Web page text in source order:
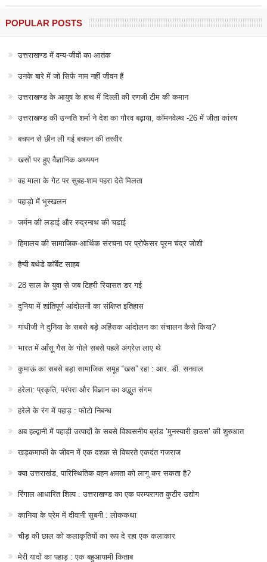
POPULAR POSTS
उत्तराखण्ड में वन्य-जीवों का आतंक
उनके बारे में जो सिर्फ नाम नहीं जीवन हैं
उत्तराखण्ड के आयुष के हाथ में दिल्ली की रणजी टीम की कमान
उत्तराखण्ड की उन्नति शर्मा ने देश का गौरव बढ़ाया, कॉमनवेल्थ -26 में जीता कांस्य
बचपन से छीन ली गई बचपन की तस्वीर
खसों पर हुए वैज्ञानिक अध्ययन
वह माला के गेट पर सुबह-शाम पहरा देते मिलता
पहाड़ो में भूस्खलन
जर्मन की लड़ाई और रुद्रनाथ की चढाई
हिमालय की सामाजिक-आर्थिक संरचना पर प्रोफेसर पूरन चंद्र जोशी
हैप्पी बर्थडे कॉर्बेट साहब
28 साल के युवा से जब टिहरी रियासत डर गई
दुनिया में शांतिपूर्ण आंदोलनों का संक्षिप्त इतिहास
गांधीजी ने दुनिया के सबसे बड़े अहिंसक आंदोलन का संचालन कैसे किया?
भारत में आँसू गैस के गोले सबसे पहले अंग्रेज़ लाए थे
कुमाऊं का सबसे बड़ा सामाजिक समूह “खस” रहा : आर. डी. सनवाल
हरेला: प्रकृति, परंपरा और विज्ञान का अद्भुत संगम
हरेले के रंग में पहाड़ : फोटो निबन्ध
अब हल्द्वानी में पहाड़ी उत्पादों के सबसे विश्वसनीय ब्रांड ‘मुनस्यारी हाउस’ की शुरुआत
खड़कमाफी के जीवन में एक दशक से विचरते एकदंत गजराज
क्या उत्तराखंड, पारिस्थितिक वहन क्षमता को लागू कर सकता है?
रिंगाल आधारित शिल्प : उत्तराखण्ड का एक परम्परागत कुटीर उद्योग
कानिया के प्रेम में दीवानी सुबनी : लोककथा
चीड़ की छाल को कलाकृतियों का रूप दे रहा एक कलाकार
मेरी यादों का पहाड़ : एक बहुआयामी किताब